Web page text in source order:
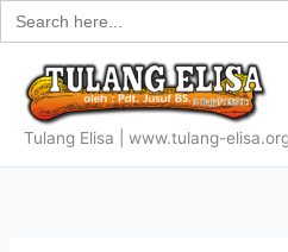
Search
for:
Skip
to
content
Tulang Elisa | www.tulang-